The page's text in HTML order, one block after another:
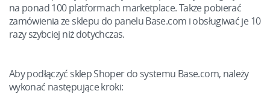
Księgowość
Najważniejsze funkcje
Sprzedaż na marketplace
Dla dużych e-commerce
Branża
Dziecko
Więcej
Edukacja
Pomoc
english (US)
na ponad 100 platformach marketplace. Także pobierać
zamówienia ze sklepu do panelu Base.com i obsługiwać je 10
razy szybciej niż dotychczas.
Aby podłączyć sklep Shoper do systemu Base.com, należy
wykonać następujące kroki: